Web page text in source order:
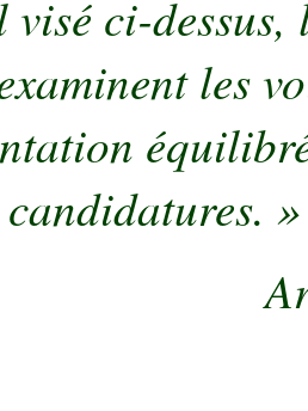
ci-
les
»